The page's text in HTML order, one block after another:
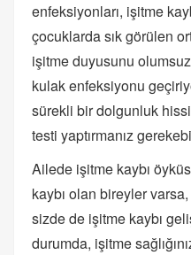
enfeksiyonları, işitme
çocuklarda sık görülen
işitme duyusunu
kulak enfeksiyonu
sürekli bir dolgunluk
testi yaptırmanız
Ailede işitme kaybı
kaybı olan bireyler
sizde de işitme kaybı
durumda, işitme